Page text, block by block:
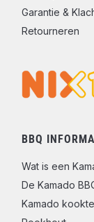
Garantie &
Retourneren
BBQ
Wat is een
De Kamado
Kamado